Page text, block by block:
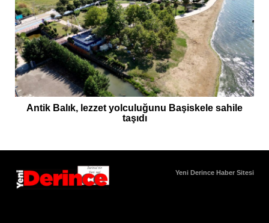
Antik Balık, lezzet yolculuğunu Başiskele sahile
taşıdı
Yeni Derince Haber Sitesi